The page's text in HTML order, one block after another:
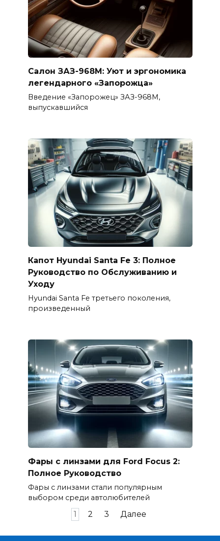
Салон ЗАЗ-968М: Уют и эргономика
легендарного «Запорожца»
Введение «Запорожец» ЗАЗ-968М,
выпускавшийся
Капот Hyundai Santa Fe 3: Полное
Руководство по Обслуживанию и
Уходу
Hyundai Santa Fe третьего поколения,
произведенный
Фары с линзами для Ford Focus 2:
Полное Руководство
Фары с линзами стали популярным
выбором среди автолюбителей
1 2 3 Далее